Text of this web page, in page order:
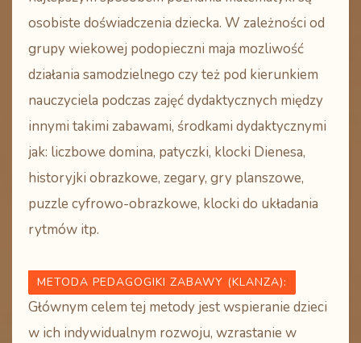
osobiste doświadczenia dziecka. W zależności od
grupy wiekowej podopieczni maja mozliwość
działania samodzielnego czy też pod kierunkiem
nauczyciela podczas zajęć dydaktycznych między
innymi takimi zabawami, środkami dydaktycznymi
jak: liczbowe domina, patyczki, klocki Dienesa,
historyjki obrazkowe, zegary, gry planszowe,
puzzle cyfrowo-obrazkowe, klocki do układania
rytmów itp.
METODA PEDAGOGIKI ZABAWY (KLANZA):
Głównym celem tej metody jest wspieranie dzieci
w ich indywidualnym rozwoju, wzrastanie w